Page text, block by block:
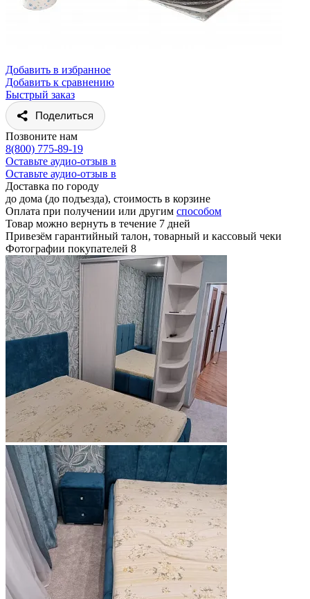
Добавить в избранное
Добавить к сравнению
Быстрый заказ
Поделиться
Позвоните нам
8(800) 775-89-19
Оставьте аудио-отзыв в
Оставьте аудио-отзыв в
Доставка по городу
до дома (до подъезда), стоимость в корзине
Оплата при получении или другим способом
Товар можно вернуть в течение 7 дней
Привезём гарантийный талон, товарный и кассовый чеки
Фотографии покупателей 8